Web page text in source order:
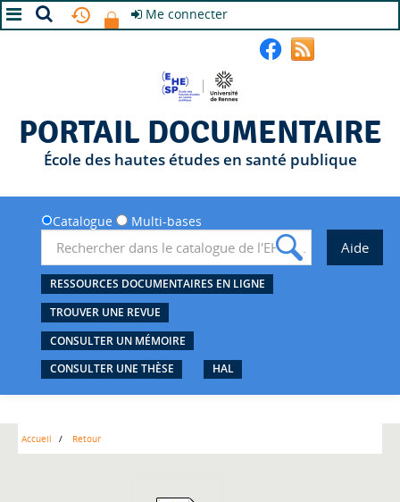
Me connecter
PORTAIL DOCUMENTAIRE
École des hautes études en santé publique
Catalogue Multi-bases
RESSOURCES DOCUMENTAIRES EN LIGNE
TROUVER UNE REVUE
CONSULTER UN MÉMOIRE
CONSULTER UNE THÈSE
HAL
Accueil Retour